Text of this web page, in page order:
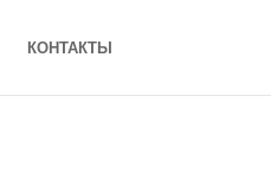
КОНТАКТЫ